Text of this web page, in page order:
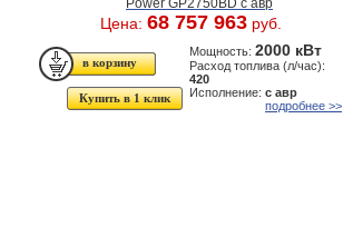
Цена: 68 757 963руб.
Купить в 1 клик
Мощность: 2000 кВт
Расход топлива (л/час):
420
Исполнение: с авр
подробнее >>